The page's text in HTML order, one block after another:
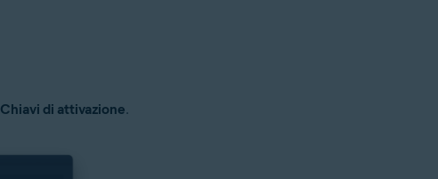
Chiavi di attivazione.